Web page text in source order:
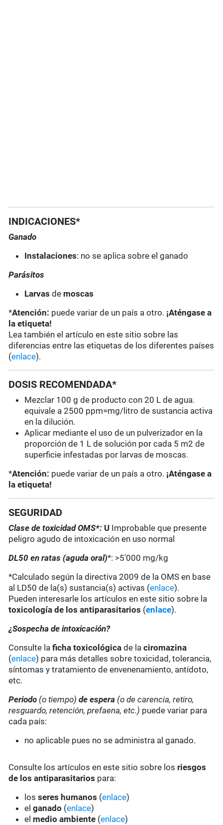
INDICACIONES*
Ganado
Instalaciones: no se aplica sobre el ganado
Parásitos
Larvas de moscas
*Atención: puede variar de un país a otro. ¡Aténgase a
la etiqueta!
Lea también el artículo en este sitio sobre las
diferencias entre las etiquetas de los diferentes países
(enlace).
DOSIS RECOMENDADA*
Mezclar 100 g de producto con 20 L de agua.
equivale a 2500 ppm=mg/litro de sustancia activa
en la dilución.
Aplicar mediante el uso de un pulverizador en la
proporción de 1 L de solución por cada 5 m2 de
superficie infestadas por larvas de moscas.
*Atención: puede variar de un país a otro. ¡Aténgase a
la etiqueta!
SEGURIDAD
Clase de toxicidad OMS*: U Improbable que presente
peligro agudo de intoxicación en uso normal
DL50 en ratas (aguda oral)*: >5'000 mg/kg
*Calculado según la directiva 2009 de la OMS en base
al LD50 de la(s) sustancia(s) activas (enlace).
Pueden interesarle los artículos en este sitio sobre la
toxicología de los antiparasitarios (enlace).
¿Sospecha de intoxicación?
Consulte laficha toxicológica de laciromazina
(enlace) para más detalles sobre toxicidad, tolerancia,
síntomas y tratamiento de envenenamiento, antídoto,
etc.
Periodo (o tiempo) de espera (o de carencia, retiro,
resguardo, retención, prefaena, etc.) puede variar para
cada país:
no aplicable pues no se administra al ganado.
Consulte los artículos en este sitio sobre los riesgos
de los antiparasitarios para:
losseres humanos (enlace)
elganado (enlace)
el medio ambiente (enlace)